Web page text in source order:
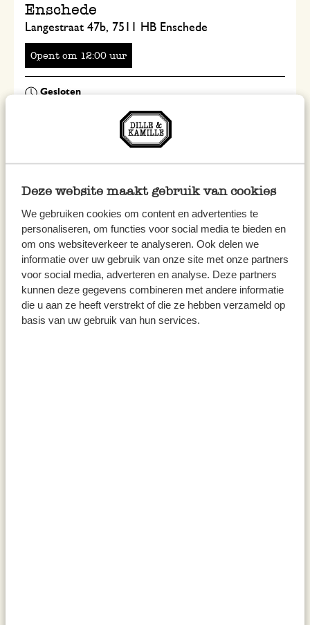
Deze website maakt gebruik van cookies
We gebruiken cookies om content en advertenties te
personaliseren, om functies voor social media te bieden en
om ons websiteverkeer te analyseren. Ook delen we
informatie over uw gebruik van onze site met onze partners
voor social media, adverteren en analyse. Deze partners
kunnen deze gegevens combineren met andere informatie
die u aan ze heeft verstrekt of die ze hebben verzameld op
basis van uw gebruik van hun services.
Opent om uur
Enschede
Langestraat 47b, 7511 HB Enschede
Opent om uur
Markt 46, 2801 JL Gouda